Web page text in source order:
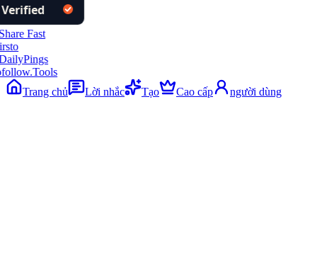
Trang chủ
Lời nhắc Tạo Cao cấp người dùng